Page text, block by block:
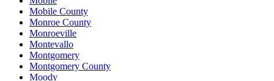
Mobile County
Monroe County
Monroeville
Montevallo
Montgomery
Montgomery County
Moody